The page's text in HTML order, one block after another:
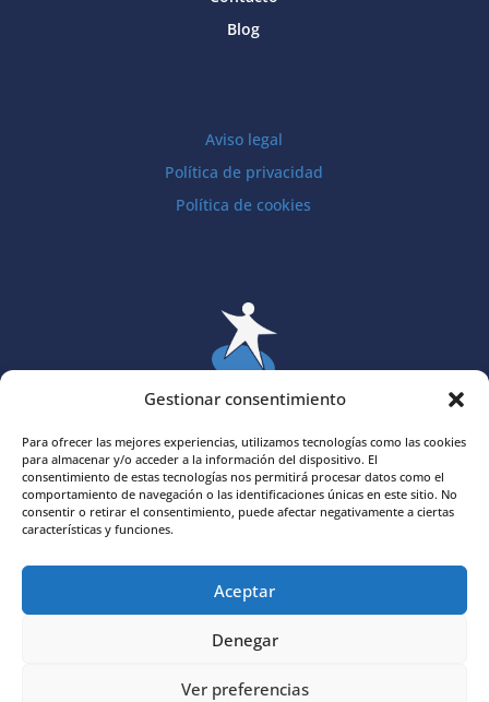
Gestionar consentimiento
Para ofrecer las mejores experiencias, utilizamos tecnologías como las cookies
para almacenar y/o acceder a la información del dispositivo. El
consentimiento de estas tecnologías nos permitirá procesar datos como el
comportamiento de navegación o las identificaciones únicas en este sitio. No
consentir o retirar el consentimiento, puede afectar negativamente a ciertas
características y funciones.
Aceptar
Denegar
Ver preferencias
Blog
Aviso legal
Política de privacidad
Política de cookies
Asociación
Asperger Alicante-TEA
(ASPALI)